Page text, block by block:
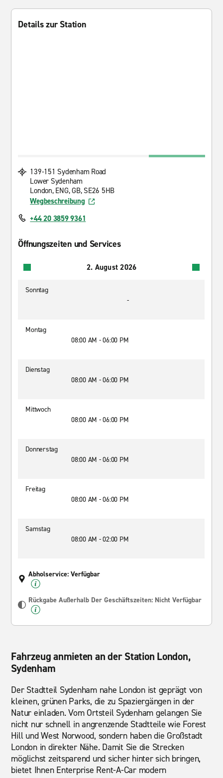
Details zur Station
139-151 Sydenham Road
Lower Sydenham
London, ENG, GB, SE26 5HB
Wegbeschreibung
+44 20 3859 9361
Öffnungszeiten und Services
2. August 2026
Sonntag
-
Montag
08:00 AM - 06:00 PM
Dienstag
08:00 AM - 06:00 PM
Mittwoch
08:00 AM - 06:00 PM
Donnerstag
08:00 AM - 06:00 PM
Freitag
08:00 AM - 06:00 PM
Samstag
08:00 AM - 02:00 PM
Abholservice: Verfügbar
Rückgabe Außerhalb Der Geschäftszeiten: Nicht Verfügbar
Fahrzeug anmieten an der Station London,
Sydenham
Der Stadtteil Sydenham nahe London ist geprägt von
kleinen, grünen Parks, die zu Spaziergängen in der
Natur einladen. Vom Ortsteil Sydenham gelangen Sie
nicht nur schnell in angrenzende Stadtteile wie Forest
Hill und West Norwood, sondern haben die Großstadt
London in direkter Nähe. Damit Sie die Strecken
möglichst zeitsparend und sicher hinter sich bringen,
bietet Ihnen Enterprise Rent-A-Car modern